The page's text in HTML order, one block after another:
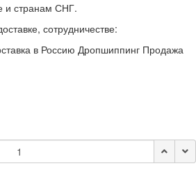
и странам СНГ.
сотрудничестве:
в Россию Дропшиппинг Продажа